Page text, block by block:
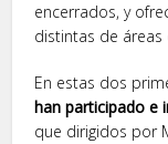
encerrados, y
distintas de
En estas dos
han participado e
que dirigidos por